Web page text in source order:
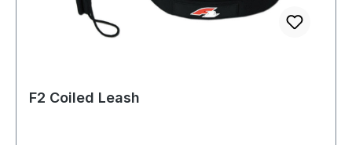
F2 Coiled Leash